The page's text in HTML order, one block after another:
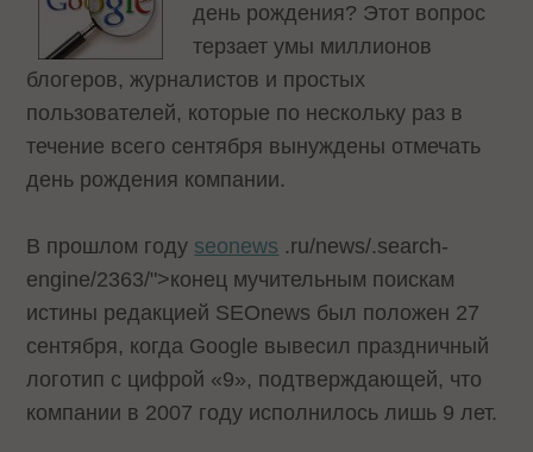
день рождения? Этот вопрос
терзает умы миллионов
блогеров, журналистов и простых
пользователей, которые по нескольку раз в
течение всего сентября вынуждены отмечать
день рождения компании.
В прошлом году seonews .ru/news/.search-
engine/2363/">конец мучительным поискам
истины редакцией SEOnews был положен 27
сентября, когда Google вывесил праздничный
логотип с цифрой «9», подтверждающей, что
компании в 2007 году исполнилось лишь 9 лет.